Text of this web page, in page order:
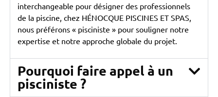
interchangeable pour désigner des professionnels
de la piscine, chez HÉNOCQUE PISCINES ET SPAS,
nous préférons « pisciniste » pour souligner notre
expertise et notre approche globale du projet.
Pourquoi faire appel à un
pisciniste ?